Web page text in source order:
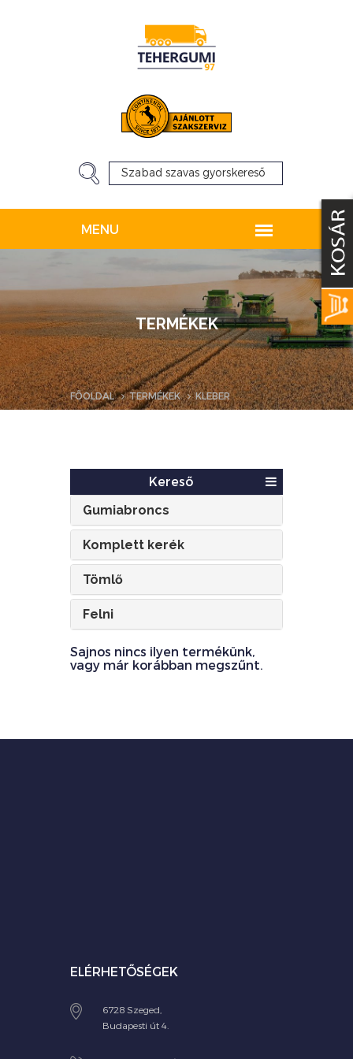
TERMÉKEK
FŐOLDAL TERMÉKEK KLEBER
Kereső
Gumiabroncs
Komplett kerék
Tömlő
Felni
Sajnos nincs ilyen termékünk,
vagy már korábban megszűnt.
ELÉRHETŐSÉGEK
6728 Szeged,
Budapesti út 4.